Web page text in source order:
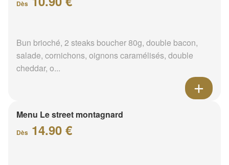
Dès
Bun brioché, 2 steaks boucher 80g, double bacon,
salade, cornichons, oignons caramélisés, double
cheddar, o...
Menu Le street montagnard
Dès 14.90 €